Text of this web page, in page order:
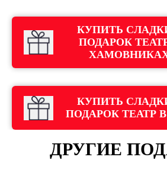
КУПИТЬ
ПОДАРОК
КУПИТЬ
ПОДАРОК ТЕАТР
ДРУГИЕ